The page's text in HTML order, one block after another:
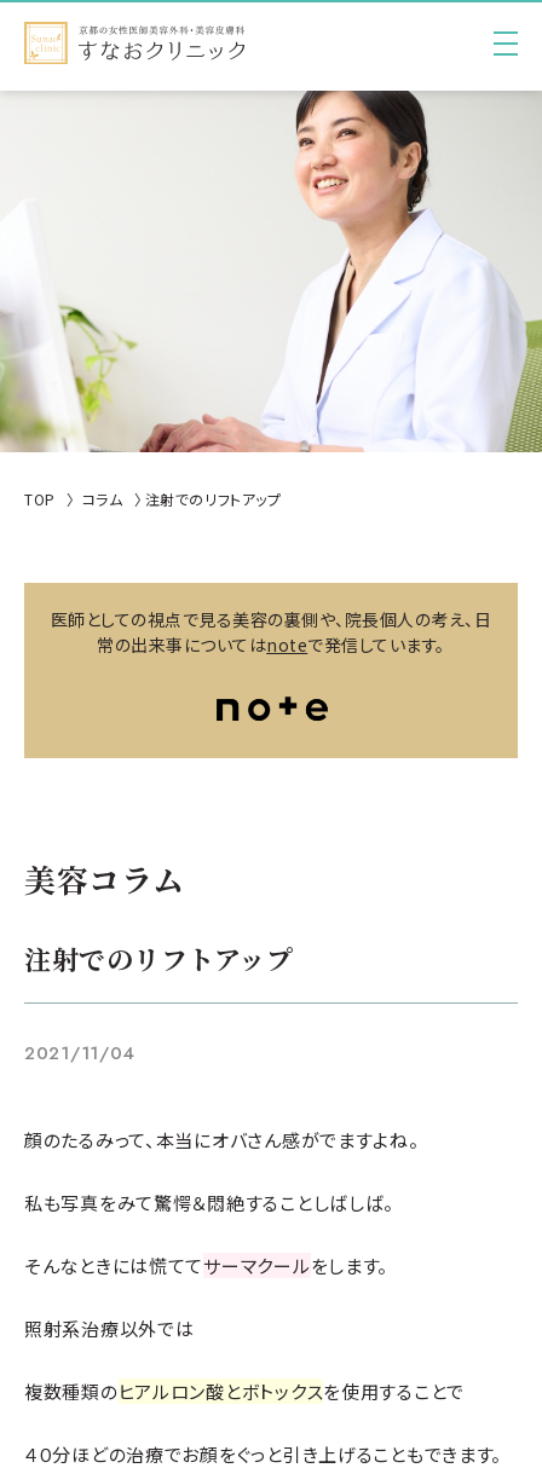
TOP コラム 注射でのリフトアップ
医師としての視点で見る美容の裏側や、院長個人の考え、日
常の出来事についてはnoteで発信しています。
美容コラム
注射でのリフトアップ
2021/11/04
顔のたるみって、本当にオバさん感がでますよね。
私も写真をみて驚愕＆悶絶することしばしば。
そんなときには慌ててサーマクールをします。
照射系治療以外では
複数種類のヒアルロン酸とボトックスを使用することで
４０分ほどの治療でお顔をぐっと引き上げることもできます。